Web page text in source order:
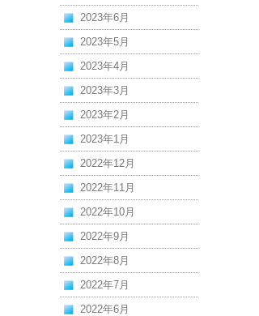
2023年6月
2023年5月
2023年4月
2023年3月
2023年2月
2023年1月
2022年12月
2022年11月
2022年10月
2022年9月
2022年8月
2022年7月
2022年6月